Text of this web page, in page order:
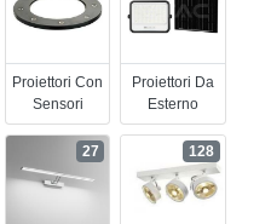
Proiettori Con
Sensori
Proiettori Da
Esterno
27 128